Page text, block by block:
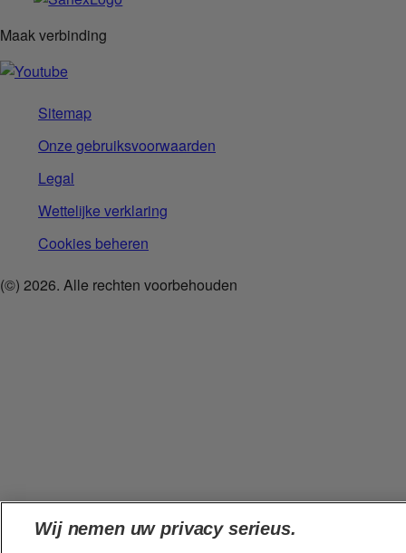
Maak verbinding
Sitemap
Onze gebruiksvoorwaarden
Legal
Wettelijke verklaring
Cookies beheren
(©) 2026. Alle rechten voorbehouden
Wij nemen uw privacy serieus.